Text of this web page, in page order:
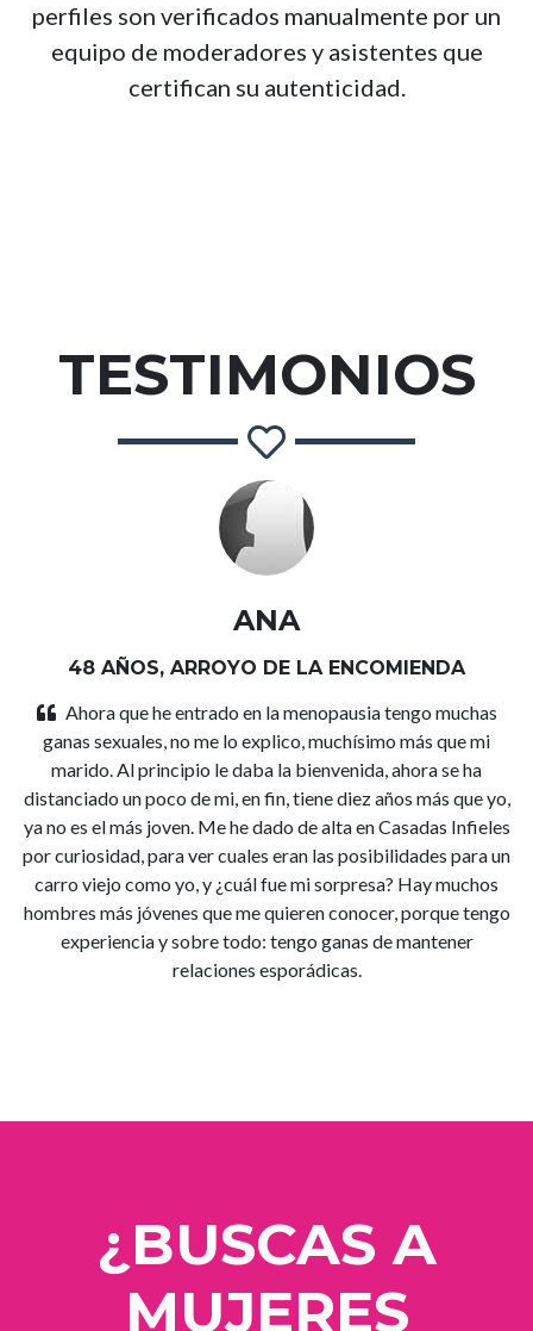
perfiles son verificados manualmente por un
equipo de moderadores y asistentes que
certifican su autenticidad.
TESTIMONIOS
ANA
48 AÑOS, ARROYO DE LA ENCOMIENDA
Ahora que he entrado en la menopausia tengo muchas
ganas sexuales, no me lo explico, muchísimo más que mi
marido. Al principio le daba la bienvenida, ahora se ha
distanciado un poco de mi, en fin, tiene diez años más que yo,
ya no es el más joven. Me he dado de alta en Casadas Infieles
por curiosidad, para ver cuales eran las posibilidades para un
carro viejo como yo, y ¿cuál fue mi sorpresa? Hay muchos
hombres más jóvenes que me quieren conocer, porque tengo
experiencia y sobre todo: tengo ganas de mantener
relaciones esporádicas.
¿BUSCAS A
MUJERES